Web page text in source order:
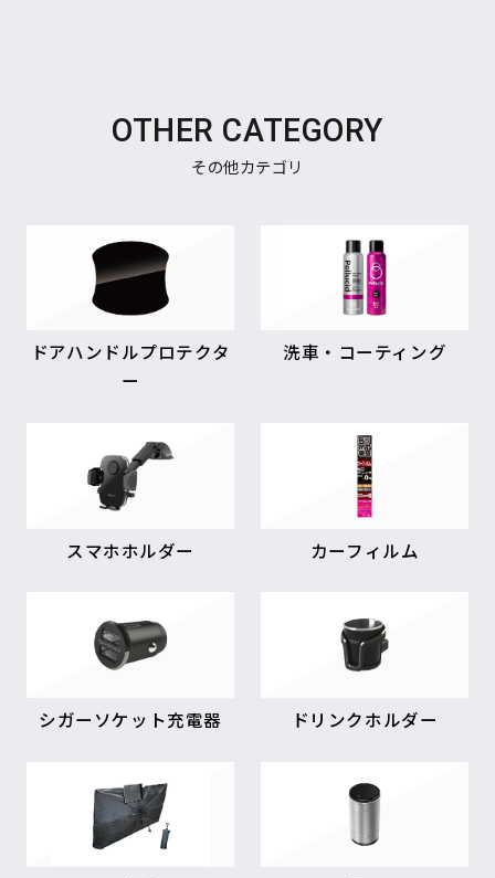
OTHER CATEGORY
その他カテゴリ
ドアハンドルプロテクタ
ー
洗車・コーティング
スマホホルダー カーフィルム
シガーソケット充電器 ドリンクホルダー